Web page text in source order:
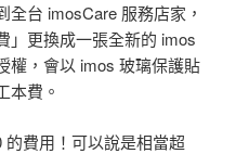
台 imosCare 服務店家，
」更換成一張全新的 imos
權，會以 imos 玻璃保護貼
本費。
費用！可以說是相當超